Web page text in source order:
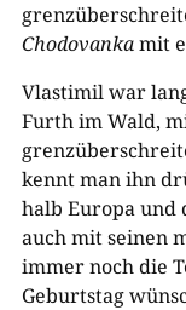
Chodovankamit
Vlastimil war
Furth im Wald,
kennt man ihn
halb Europa und
auch mit seinen
immer noch die
Geburtstag